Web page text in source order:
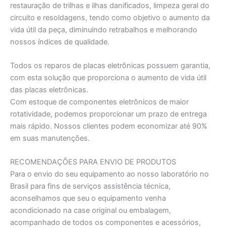
restauração de trilhas e ilhas danificados, limpeza geral do
circuito e resoldagens, tendo como objetivo o aumento da
vida útil da peça, diminuindo retrabalhos e melhorando
nossos índices de qualidade.
Todos os reparos de placas eletrônicas possuem garantia,
com esta solução que proporciona o aumento de vida útil
das placas eletrônicas.
Com estoque de componentes eletrônicos de maior
rotatividade, podemos proporcionar um prazo de entrega
mais rápido. Nossos clientes podem economizar até 90%
em suas manutenções.
RECOMENDAÇÕES PARA ENVIO DE PRODUTOS
Para o envio do seu equipamento ao nosso laboratório no
Brasil para fins de serviços assistência técnica,
aconselhamos que seu o equipamento venha
acondicionado na case original ou embalagem,
acompanhado de todos os componentes e acessórios,